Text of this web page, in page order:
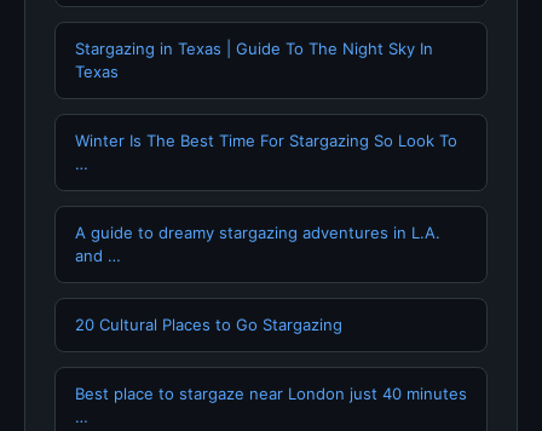
Stargazing in Texas | Guide To The Night Sky In
Texas
Winter Is The Best Time For Stargazing So Look To
…
A guide to dreamy stargazing adventures in L.A.
and …
20 Cultural Places to Go Stargazing
Best place to stargaze near London just 40 minutes
…